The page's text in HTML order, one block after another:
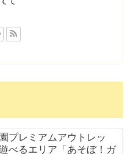
プレミアムアウトレッ
べるエリア「あそぼ！ガ